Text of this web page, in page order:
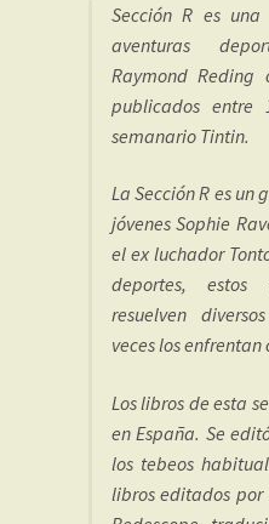
Sección R es
aventuras
Raymond Reding
publicados
semanario Tintin.
La Sección R es un
jóvenes Sophie
el ex luchador
deportes, estos
resuelven
veces los
Los libros de esta
en España. Se
los tebeos
libros editados por